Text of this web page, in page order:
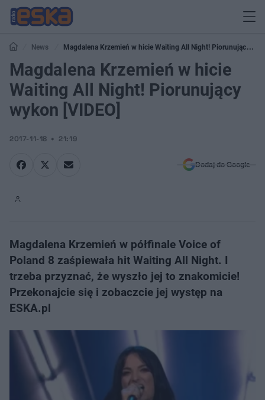
News
Magdalena Krzemień w hicie Waiting All Night! Piorunujący
wykon [VIDEO]
Magdalena Krzemień w hicie
Waiting All Night! Piorunujący
wykon [VIDEO]
2017-11-18 21:19
Dodaj do Google
Magdalena Krzemień w półfinale Voice of
Poland 8 zaśpiewała hit Waiting All Night. I
trzeba przyznać, że wyszło jej to znakomicie!
Przekonajcie się i zobaczcie jej występ na
ESKA.pl